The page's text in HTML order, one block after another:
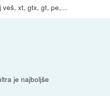
veš, xt, gtx, gt, pe,...
je najboljše